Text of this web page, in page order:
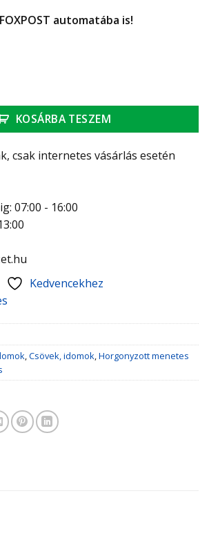
automatába is!
2 1/2" mennyiség
KOSÁRBA TESZEM
csak internetes vásárlás esetén
07:00 - 16:00
Kedvencekhez
,Csövek, idomok,Horgonyzott menetes